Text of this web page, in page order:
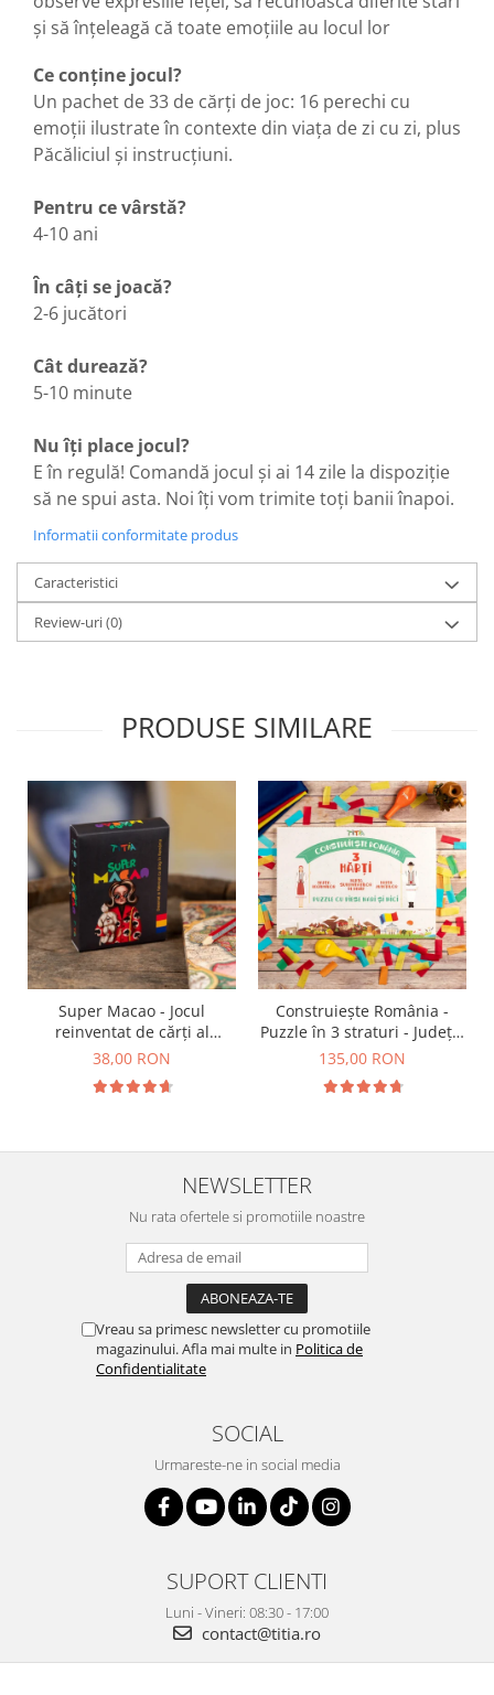
și să înțeleagă că toate emoțiile au locul lor
Ce conține jocul?
Un pachet de 33 de cărți de joc: 16 perechi cu
emoții ilustrate în contexte din viața de zi cu zi, plus
Păcăliciul și instrucțiuni.
Pentru ce vârstă?
4-10 ani
În câți se joacă?
2-6 jucători
Cât durează?
5-10 minute
Nu îți place jocul?
E în regulă! Comandă jocul și ai 14 zile la dispoziție
să ne spui asta. Noi îți vom trimite toți banii înapoi.
Informatii conformitate produs
Caracteristici
Review-uri(0)
PRODUSE SIMILARE
Super Macao - Jocul
reinventat de cărți al
copilăriei
38,00 RON
Construiește România -
Puzzle în 3 straturi - Județe,
Regiuni, Relief
135,00 RON
NEWSLETTER
Nu rata ofertele si promotiile noastre
Vreau sa primesc newsletter cu promotiile
magazinului. Afla mai multe in Politica de
Confidentialitate
SOCIAL
Urmareste-ne in social media
SUPORT CLIENTI
Luni - Vineri: 08:30 - 17:00
contact@titia.ro